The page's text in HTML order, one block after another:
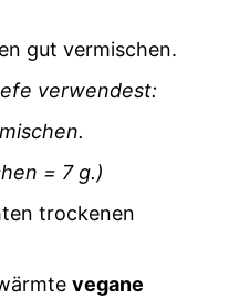
gut vermischen.
verwendest:
= 7g.)
trockenen
vegane